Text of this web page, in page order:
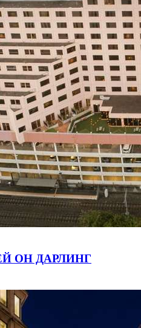
ОН ДАРЛИНГ